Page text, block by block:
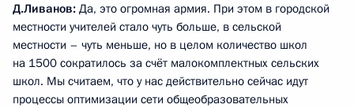
Д.Ливанов: Да, это огромная армия. При этом в городской
местности учителей стало чуть больше, в сельской
местности – чуть меньше, но в целом количество школ
на 1500 сократилось за счёт малокомплектных сельских
школ. Мы считаем, что у нас действительно сейчас идут
процессы оптимизации сети общеобразовательных